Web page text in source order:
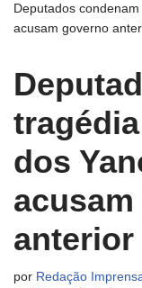
Deputados
acusam governo
dos
por Redação